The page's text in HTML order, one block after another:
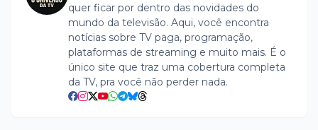
quer ficar por dentro das novidades do
mundo da televisão. Aqui, você encontra
notícias sobre TV paga, programação,
plataformas de streaming e muito mais. É o
único site que traz uma cobertura completa
da TV, pra você não perder nada.